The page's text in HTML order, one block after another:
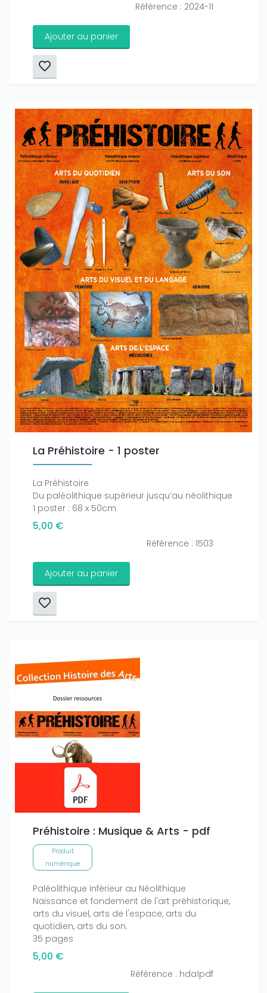
Référence : 2024-11
Ajouter au panier
La Préhistoire - 1 poster
La Préhistoire
Du paléolithique supérieur jusqu’au néolithique
1 poster : 68 x 50cm
5,00 €
Référence : 1503
Ajouter au panier
Préhistoire : Musique & Arts - pdf
Produit
numérique
Paléolithique inférieur au Néolithique
Naissance et fondement de l'art préhistorique,
arts du visuel, arts de l'espace, arts du
quotidien, arts du son.
35 pages
5,00 €
Référence : hda1pdf